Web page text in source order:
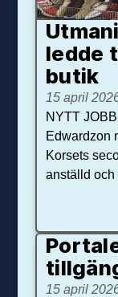
ledde
butik
15 april
NYTT
Edwardzon
Korsets
anställd och
15 april